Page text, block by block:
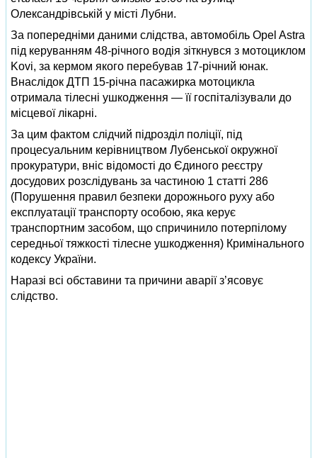
Олександрівській у місті Лубни.
За попередніми даними слідства, автомобіль Opel Astra
під керуванням 48-річного водія зіткнувся з мотоциклом
Kovi, за кермом якого перебував 17-річний юнак.
Внаслідок ДТП 15-річна пасажирка мотоцикла
отримала тілесні ушкодження — її госпіталізували до
місцевої лікарні.
За цим фактом слідчий підрозділ поліції, під
процесуальним керівництвом Лубенської окружної
прокуратури, вніс відомості до Єдиного реєстру
досудових розслідувань за частиною 1 статті 286
(Порушення правил безпеки дорожнього руху або
експлуатації транспорту особою, яка керує
транспортним засобом, що спричинило потерпілому
середньої тяжкості тілесне ушкодження) Кримінального
кодексу України.
Наразі всі обставини та причини аварії з’ясовує
слідство.